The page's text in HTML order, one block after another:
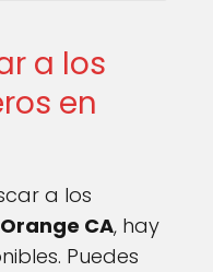
a los
en
a los
CA, hay
Puedes